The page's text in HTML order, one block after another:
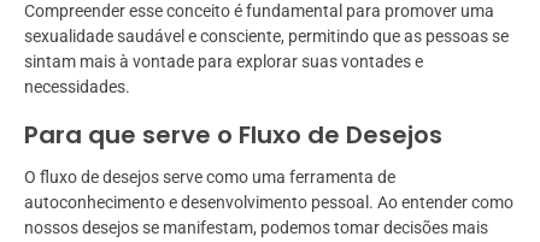
Compreender esse conceito é fundamental para promover uma
sexualidade saudável e consciente, permitindo que as pessoas se
sintam mais à vontade para explorar suas vontades e
necessidades.
Para que serve o Fluxo de Desejos
O fluxo de desejos serve como uma ferramenta de
autoconhecimento e desenvolvimento pessoal. Ao entender como
nossos desejos se manifestam, podemos tomar decisões mais